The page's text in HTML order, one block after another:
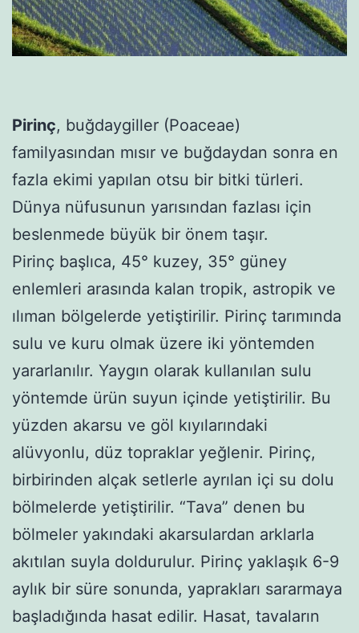
Pirinç, buğdaygiller (Poaceae)
familyasından mısır ve buğdaydan sonra en
fazla ekimi yapılan otsu bir bitki türleri.
Dünya nüfusunun yarısından fazlası için
beslenmede büyük bir önem taşır.
Pirinç başlıca, 45° kuzey, 35° güney
enlemleri arasında kalan tropik, astropik ve
ılıman bölgelerde yetiştirilir. Pirinç tarımında
sulu ve kuru olmak üzere iki yöntemden
yararlanılır. Yaygın olarak kullanılan sulu
yöntemde ürün suyun içinde yetiştirilir. Bu
yüzden akarsu ve göl kıyılarındaki
alüvyonlu, düz topraklar yeğlenir. Pirinç,
birbirinden alçak setlerle ayrılan içi su dolu
bölmelerde yetiştirilir. “Tava” denen bu
bölmeler yakındaki akarsulardan arklarla
akıtılan suyla doldurulur. Pirinç yaklaşık 6-9
aylık bir süre sonunda, yaprakları sararmaya
başladığında hasat edi­lir. Hasat, tavaların